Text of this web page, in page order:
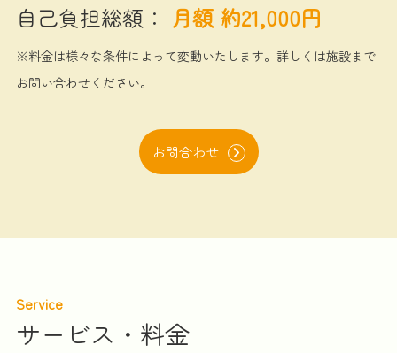
自己負担総額： 月額 約21,000円
※料金は様々な条件によって変動いたします。詳しくは施設まで
お問い合わせください。
お問合わせ
Service
サービス・料金